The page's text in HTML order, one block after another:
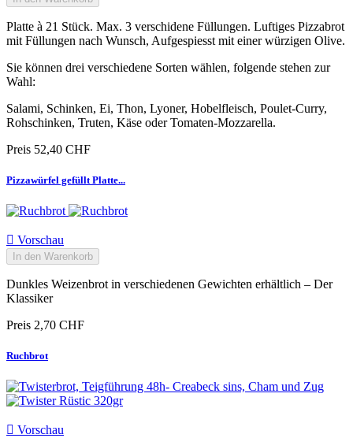
Platte à 21 Stück. Max. 3 verschidene Füllungen. Luftiges Pizzabrot
mit Füllungen nach Wunsch, Aufgespiesst mit einer würzigen Olive.
Sie können drei verschiedene Sorten wählen, folgende stehen zur
Wahl:
Salami, Schinken, Ei, Thon, Lyoner, Hobelfleisch, Poulet-Curry,
Rohschinken, Truten, Käse oder Tomaten-Mozzarella.
Preis 52,40 CHF
Pizzawürfel gefüllt Platte...
 Vorschau
In den Warenkorb
Dunkles Weizenbrot in verschiedenen Gewichten erhältlich – Der
Klassiker
Preis 2,70 CHF
Ruchbrot
 Vorschau